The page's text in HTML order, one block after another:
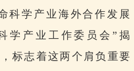
科学产业海外合作发展
学产业工作委员会”揭
标志着这两个肩负重要